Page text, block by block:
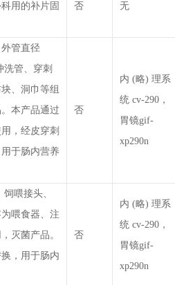
用的补片固
否 无
管直径
管、穿刺
、洞巾等组
本产品通过
，经皮穿刺
于肠内营养
否
内 (略) 理系
统 cv-290，
胃镜gif-
xp290n
喂接头、
喂食器、注
灭菌产品。
，用于肠内
否
内 (略) 理系
统 cv-290，
胃镜gif-
xp290n